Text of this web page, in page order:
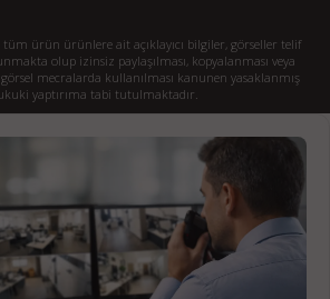
ürün ürünlere ait açıklayıcı bilgiler, görseller telif
olup izinsiz paylaşılması, kopyalanması veya
mecralarda kullanılması kanunen yasaklanmış
yaptırıma tabi tutulmaktadır.